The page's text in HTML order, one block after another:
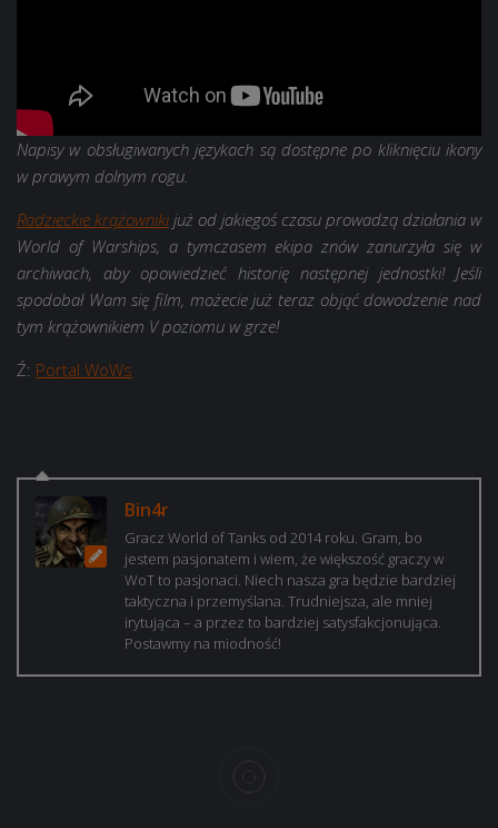
Napisy w obsługiwanych językach są dostępne po kliknięciu ikony
w prawym dolnym rogu.
Radzieckie krążownikijuż od jakiegoś czasu prowadzą działania w
World of Warships, a tymczasem ekipa znów zanurzyła się w
archiwach, aby opowiedzieć historię następnej jednostki! Jeśli
spodobał Wam się film, możecie już teraz objąć dowodzenie nad
tym krążownikiem V poziomu w grze!
Ź: Portal WoWs
Bin4r
Gracz World of Tanks od 2014 roku. Gram, bo
jestem pasjonatem i wiem, że większość graczy w
WoT to pasjonaci. Niech nasza gra będzie bardziej
taktyczna i przemyślana. Trudniejsza, ale mniej
irytująca – a przez to bardziej satysfakcjonująca.
Postawmy na miodność!